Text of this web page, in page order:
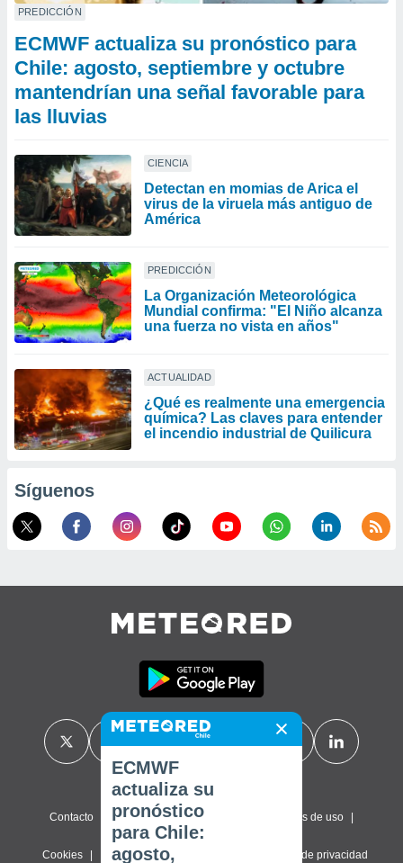
PREDICCIÓN
ECMWF actualiza su pronóstico para
Chile: agosto, septiembre y octubre
mantendrían una señal favorable para
las lluvias
CIENCIA
Detectan en momias de Arica el
virus de la viruela más antiguo de
América
PREDICCIÓN
La Organización Meteorológica
Mundial confirma: "El Niño alcanza
una fuerza no vista en años"
ACTUALIDAD
¿Qué es realmente una emergencia
química? Las claves para entender
el incendio industrial de Quilicura
Síguenos
Contacto Sobre nosotros Términos de uso
Cookies Política de privacidad Configuración de privacidad
ECMWF
actualiza su
pronóstico
para Chile:
agosto,